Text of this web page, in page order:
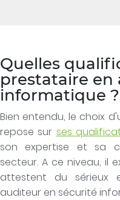
Quelles
prestataire en
informatique ?
Bien entendu, le choix
repose sur ses
son expertise et sa
secteur. A ce niveau, il
attestent du sérieux
auditeur en sécurité